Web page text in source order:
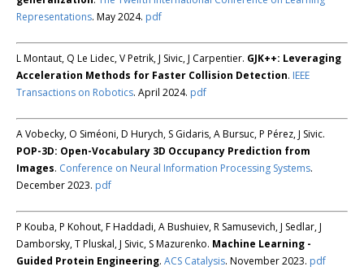
Representations. May 2024. pdf
L Montaut, Q Le Lidec, V Petrik, J Sivic, J Carpentier. GJK++: Leveraging
Acceleration Methods for Faster Collision Detection. IEEE
Transactions on Robotics. April 2024. pdf
A Vobecky, O Siméoni, D Hurych, S Gidaris, A Bursuc, P Pérez, J Sivic.
POP-3D: Open-Vocabulary 3D Occupancy Prediction from
Images. Conference on Neural Information Processing Systems.
December 2023. pdf
P Kouba, P Kohout, F Haddadi, A Bushuiev, R Samusevich, J Sedlar, J
Damborsky, T Pluskal, J Sivic, S Mazurenko. Machine Learning -
Guided Protein Engineering. ACS Catalysis. November 2023. pdf